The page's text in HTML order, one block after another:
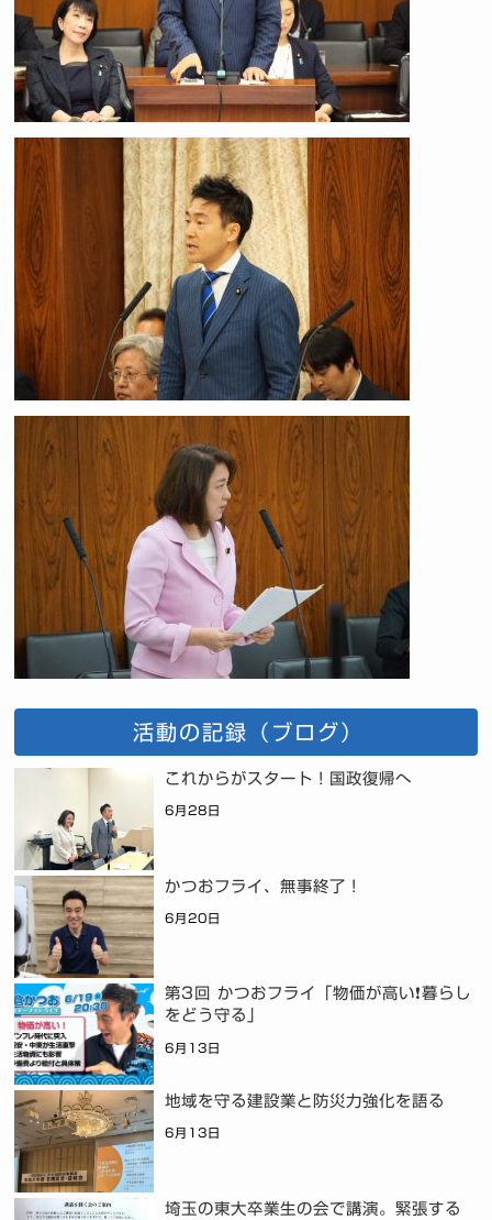
活動の記録（ブログ）
これからがスタート！国政復帰へ
6月28日
かつおフライ、無事終了！
6月20日
第3回 かつおフライ「物価が高い❗暮らし
をどう守る」
6月13日
地域を守る建設業と防災力強化を語る
6月13日
埼玉の東大卒業生の会で講演。緊張する